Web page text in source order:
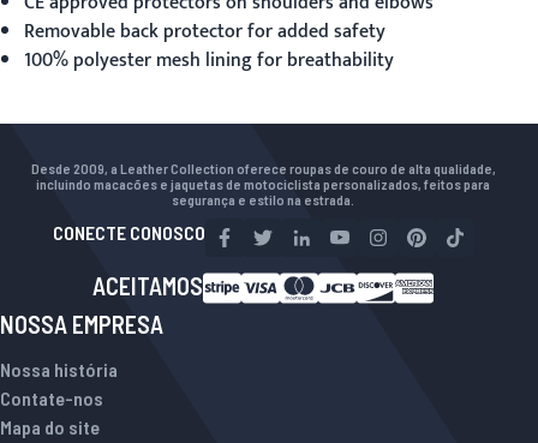
Removable back protector for added safety
100% polyester mesh lining for breathability
Desde 2009, a Leather Collection oferece roupas de couro de alta qualidade,
incluindo macacões e jaquetas de motociclista personalizados, feitos para
segurança e estilo na estrada.
CONECTE CONOSCO
ACEITAMOS
NOSSA EMPRESA
Nossa história
Contate-nos
Mapa do site